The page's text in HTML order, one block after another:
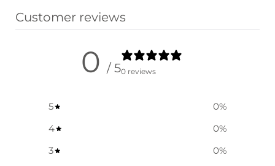
Customer reviews
0 / 50 reviews
5 0%
4
0%
3
0%